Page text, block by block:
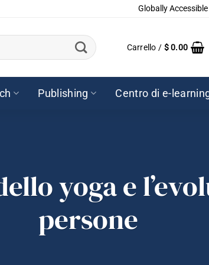
Globally
Carrello / $0.00
Publishing Centro di e-
yoga e
persone